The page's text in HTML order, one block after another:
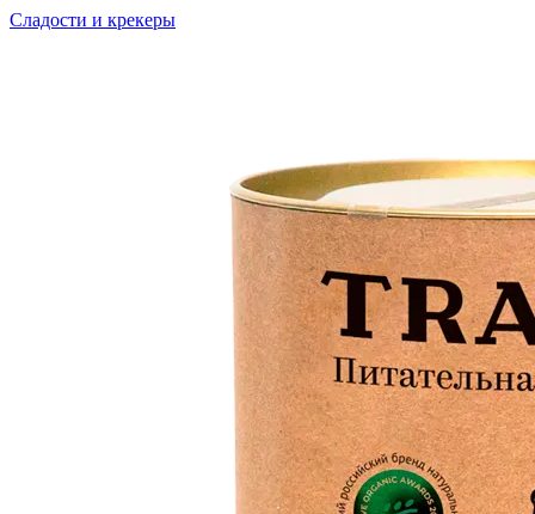
Сладости и крекеры